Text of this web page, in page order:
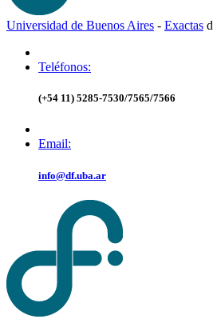
Universidad de Buenos Aires - Exactas d
Teléfonos:
(+54 11) 5285-7530/7565/7566
Email:
info@df.uba.ar